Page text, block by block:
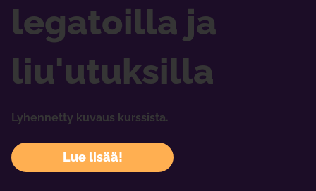
legatoilla ja
liu'utuksilla
Lyhennetty kuvaus kurssista.
Lue lisää!